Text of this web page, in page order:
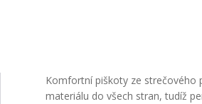
Komfortní piškoty ze strečového
materiálu do všech stran, tudíž